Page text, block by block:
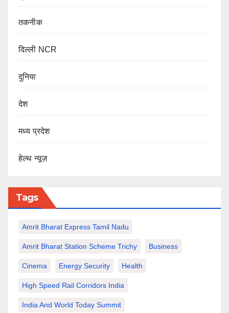
तकनीक
दिल्ली NCR
दुनिया
देश
मध्य प्रदेश
हेल्थ न्यूज़
Tags
Amrit Bharat Express Tamil Nadu
Amrit Bharat Station Scheme Trichy Business
Cinema Energy Security Health
High Speed Rail Corridors India
India And World Today Summit